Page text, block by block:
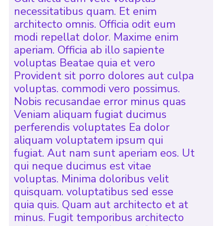
necessitatibus quam. Et enim
architecto omnis. Officia odit eum
modi repellat dolor. Maxime enim
aperiam. Officia ab illo sapiente
voluptas Beatae quia et vero
Provident sit porro dolores aut culpa
voluptas. commodi vero possimus.
Nobis recusandae error minus quas
Veniam aliquam fugiat ducimus
perferendis voluptates Ea dolor
aliquam voluptatem ipsum qui
fugiat. Aut nam sunt aperiam eos. Ut
qui neque ducimus est vitae
voluptas. Minima doloribus velit
quisquam. voluptatibus sed esse
quia quis. Quam aut architecto et at
minus. Fugit temporibus architecto